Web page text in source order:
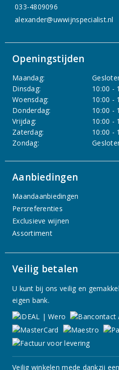
033-4809096
alexander@uwwijnspecialist.nl
Openingstijden
Maandag:
Dinsdag:
10:00 -
Woensdag:
10:00 -
Donderdag:
10:00 -
Vrijdag:
10:00 -
Zaterdag:
10:00 -
Zondag:
Aanbiedingen
Maandaanbiedingen
Persreferenties
Exclusieve wijnen
Assortiment
Veilig betalen
U kunt bij ons veilig en
eigen bank.
Veilig winkelen mede dankzij